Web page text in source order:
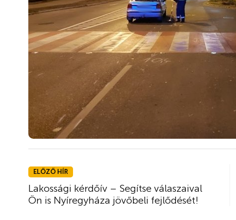
ELŐZŐ HÍR
Lakossági kérdőív – Segítse válaszaival
Ön is Nyíregyháza jövőbeli fejlődését!